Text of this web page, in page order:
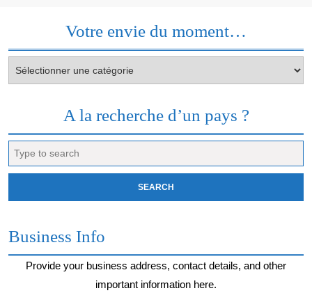
Votre envie du moment…
envie
A la recherche d’un pays ?
for:
Business Info
Provide your business address, contact details, and other
important information here.